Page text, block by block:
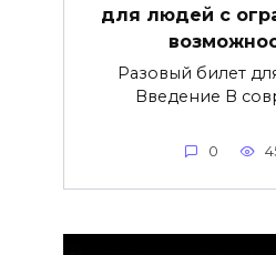
для людей с
Разовый билет
Введение В
0